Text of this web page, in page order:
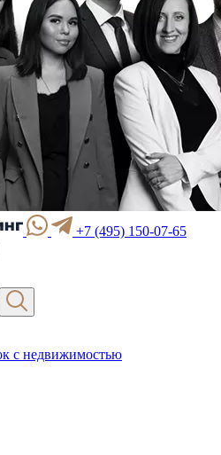
+7 (495) 150-07-65
с недвижимостью